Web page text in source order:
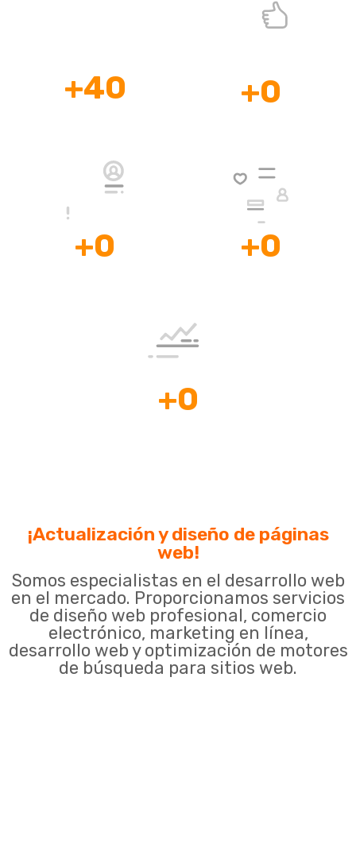
+40 +0
+0 +0
+0
¡Actualización y diseño de páginas
web!
Somos especialistas en el desarrollo web
en el mercado. Proporcionamos servicios
de diseño web profesional, comercio
electrónico, marketing en línea,
desarrollo web y optimización de motores
de búsqueda para sitios web.